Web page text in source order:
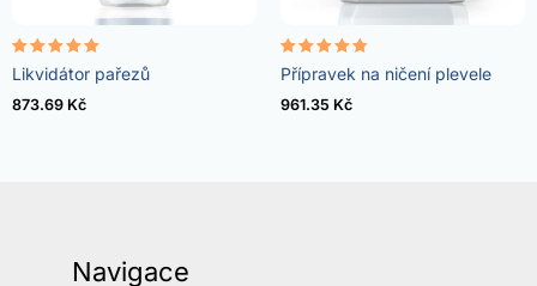
Hodnocení
5.00
z 5
Likvidátor pařezů
873.69 Kč
Hodnocení
4.73
z 5
Přípravek na ničení plevele
961.35 Kč
Navigace